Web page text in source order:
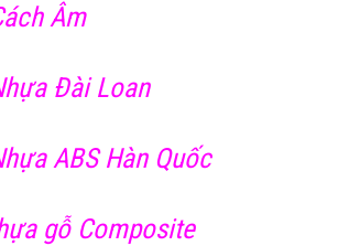
Âm
Đài Loan
ABS Hàn Quốc
gỗ Composite